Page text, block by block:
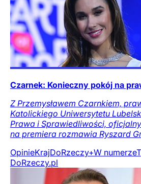
Czarnek: Konieczny pokój na
Z Przemysławem Czarnkiem,
Katolickiego Uniwersytetu
Prawa i Sprawiedliwości,
na premiera rozmawia Ryszard
OpinieKrajDoRzeczy+W numerze
DoRzeczy.pl